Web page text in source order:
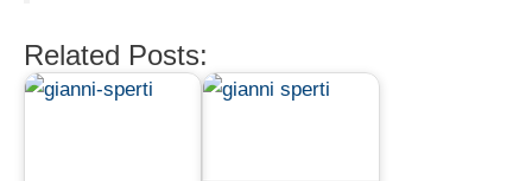
Related Posts: